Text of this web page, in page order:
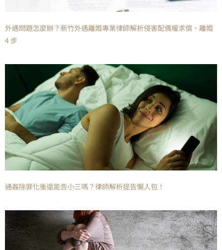
外遇問題怎麼辦？新竹外遇離婚專業律師解析侵害配偶權求償、離婚
4 步
通姦除罪化後還能告小三嗎？律師解析提告懶人包！